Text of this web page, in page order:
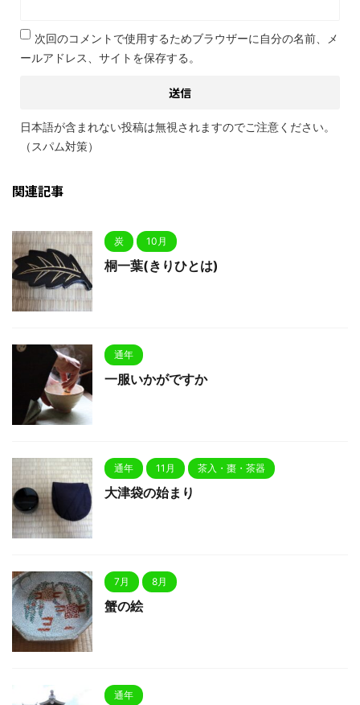
次回のコメントで使用するためブラウザーに自分の名前、メ
ールアドレス、サイトを保存する。
日本語が含まれない投稿は無視されますのでご注意ください。
（スパム対策）
関連記事
炭 10月
桐一葉(きりひとは)
通年
一服いかがですか
通年 11月 茶入・棗・茶器
大津袋の始まり
7月 8月
蟹の絵
通年